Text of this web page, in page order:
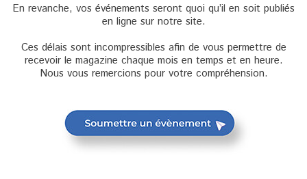
En revanche, vos événements seront quoi qu’il en soit publiés
en ligne sur notre site.
Ces délais sont incompressibles afin de vous permettre de
recevoir le magazine chaque mois en temps et en heure.
Nous vous remercions pour votre compréhension.